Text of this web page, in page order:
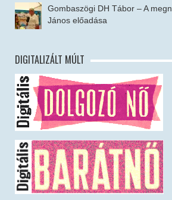
Gombaszögi DH Tábor – A
János előadása
DIGITALIZÁLT MÚLT